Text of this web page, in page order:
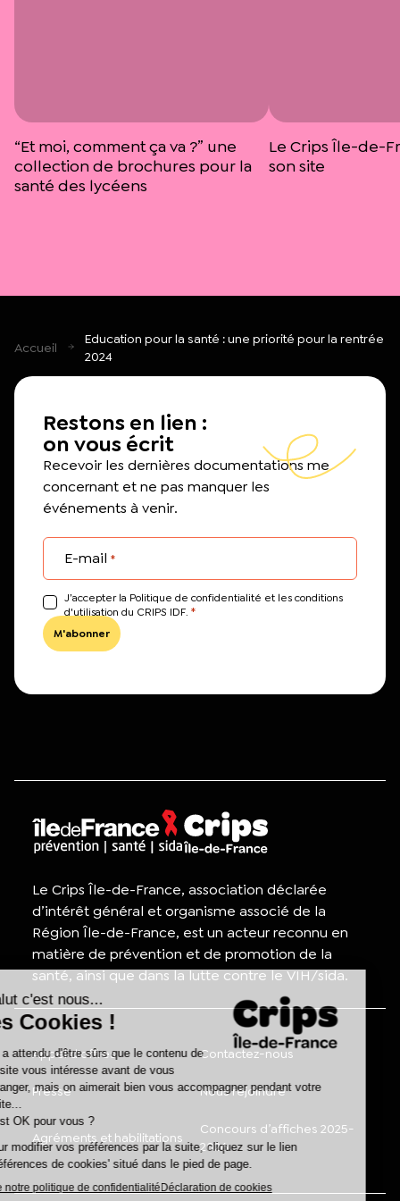
“Et moi, comment ça va ?” une
collection de brochures pour la
santé des lycéens
Le Crips Île-de-
son site
Accueil
Education pour la santé : une priorité pour la rentrée
2024
Restons en lien :
on vous écrit
Recevoir les dernières documentations me
concernant et ne pas manquer les
événements à venir.
E-mail *
J’accepter la Politique de confidentialité et les conditions
d'utilisation du CRIPS IDF. *
Le Crips Île-de-France, association déclarée
d’intérêt général et organisme associé de la
Région Île-de-France, est un acteur reconnu en
matière de prévention et de promotion de la
santé, ainsi que dans la lutte contre le VIH/sida.
Appel d'offres Contactez-nous
Presse Nous rejoindre
Agréments et habilitations
Concours d’affiches 2025-
2026